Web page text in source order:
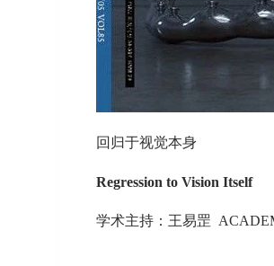
回归于视觉本身
Regression to Vision Itself
学术主持：王易罡